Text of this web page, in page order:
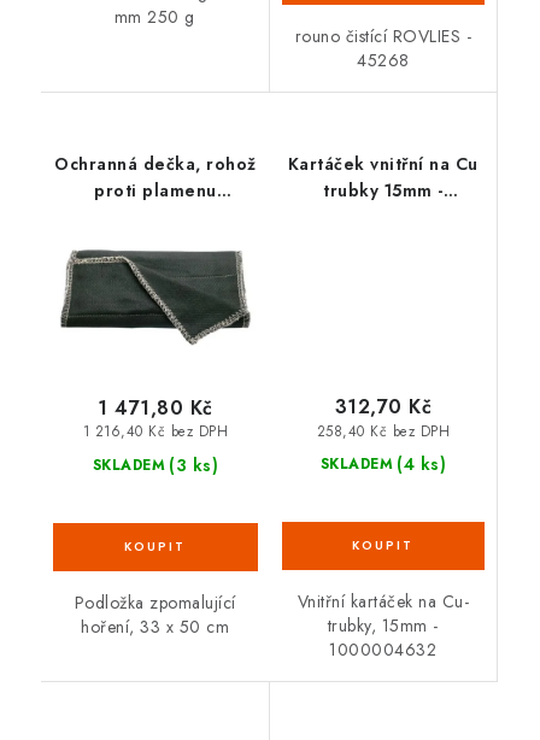
mm 250 g
rouno čistící ROVLIES -
45268
Ochranná dečka, rohož
proti plamenu
SKLADEM (3 ks)
1 216,40 Kč bez DPH
1 471,80 Kč
Podložka zpomalující
hoření, 33 x 50 cm
Kartáček vnitřní na Cu
trubky 15mm -
SKLADEM (4 ks)
258,40 Kč bez DPH
312,70 Kč
Vnitřní kartáček na Cu-
trubky, 15mm -
1000004632